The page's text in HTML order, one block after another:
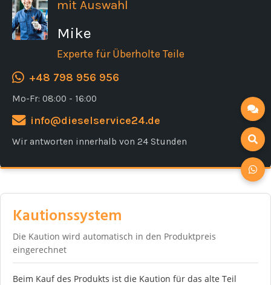
mit Auswahl
Mike
Experte für Überholte Teile
+48 798 956 956
Mo-Fr: 08:00 - 16:00
info@dieselservice24.de
Wir antworten innerhalb von 24 Stunden
Kautionssystem
Die Kaution wird automatisch in den Produktpreis
eingerechnet
Beim Kauf des Produkts ist die Kaution für das alte Teil